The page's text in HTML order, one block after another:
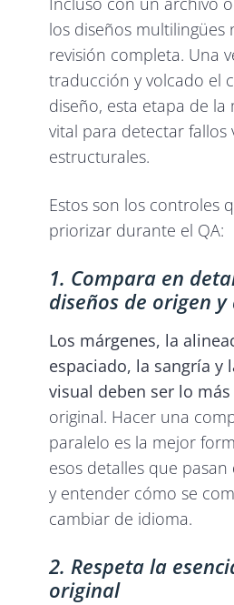
los diseños multilingües
revisión completa. Una
traducción y volcado el
diseño, esta etapa de la
vital para detectar fallos
estructurales.
Estos son los controles
priorizar durante el QA:
1. Compara en
diseños de origen y
Los márgenes, la
espaciado, la sangría y
visual deben ser lo
original. Hacer una
paralelo es la mejor
esos detalles que
y entender cómo se
cambiar de idioma.
2. Respeta la
original